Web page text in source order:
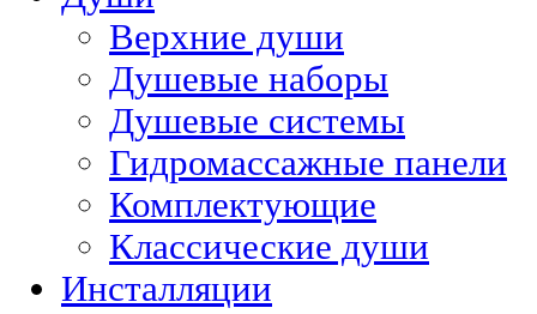
Верхние души
Душевые наборы
Душевые системы
Гидромассажные панели
Комплектующие
Классические души
Инсталляции